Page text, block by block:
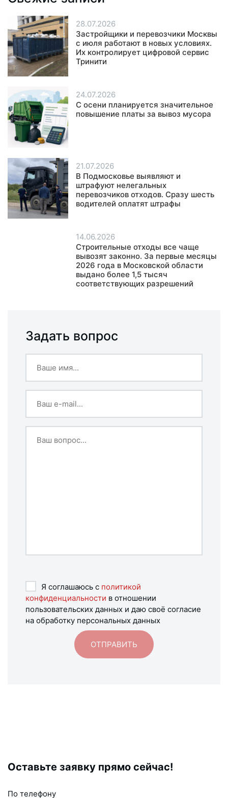
28.07.2026
Застройщики и перевозчики Москвы
с июля работают в новых условиях.
Их контролирует цифровой сервис
Тринити
24.07.2026
С осени планируется значительное
повышение платы за вывоз мусора
21.07.2026
В Подмосковье выявляют и
штрафуют нелегальных
перевозчиков отходов. Сразу шесть
водителей оплатят штрафы
14.06.2026
Строительные отходы все чаще
вывозят законно. За первые месяцы
2026 года в Московской области
выдано более 1,5 тысяч
соответствующих разрешений
Задать вопрос
Я соглашаюсь с политикой
конфиденциальности в отношении
пользовательских данных и даю своё согласие
на обработку персональных данных
Оставьте заявку прямо сейчас!
По телефону